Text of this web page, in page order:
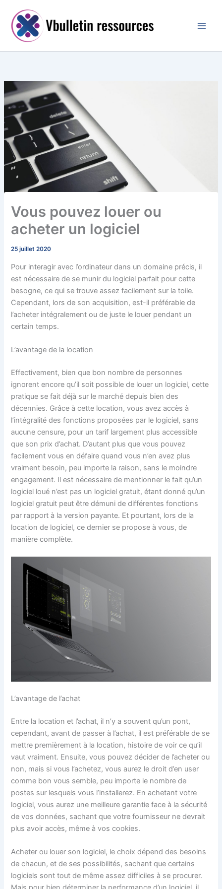
contenu
Vous pouvez louer ou
acheter un logiciel
25 juillet 2020
Pour interagir avec l’ordinateur dans un domaine précis, il
est nécessaire de se munir du logiciel parfait pour cette
besogne, ce qui se trouve assez facilement sur la toile.
Cependant, lors de son acquisition, est-il préférable de
l’acheter intégralement ou de juste le louer pendant un
certain temps.
L’avantage de la location
Effectivement, bien que bon nombre de personnes
ignorent encore qu’il soit possible de louer un logiciel, cette
pratique se fait déjà sur le marché depuis bien des
décennies. Grâce à cette location, vous avez accès à
l’intégralité des fonctions proposées par le logiciel, sans
aucune censure, pour un tarif largement plus accessible
que son prix d’achat. D’autant plus que vous pouvez
facilement vous en défaire quand vous n’en avez plus
vraiment besoin, peu importe la raison, sans le moindre
engagement. Il est nécessaire de mentionner le fait qu’un
logiciel loué n’est pas un logiciel gratuit, étant donné qu’un
logiciel gratuit peut être démuni de différentes fonctions
par rapport à la version payante. Et pourtant, lors de la
location de logiciel, ce dernier se propose à vous, de
manière complète.
L’avantage de l’achat
Entre la location et l’achat, il n’y a souvent qu’un pont,
cependant, avant de passer à l’achat, il est préférable de se
mettre premièrement à la location, histoire de voir ce qu’il
vaut vraiment. Ensuite, vous pouvez décider de l’acheter ou
non, mais si vous l’achetez, vous aurez le droit d’en user
comme bon vous semble, peu importe le nombre de
postes sur lesquels vous l’installerez. En achetant votre
logiciel, vous aurez une meilleure garantie face à la sécurité
de vos données, sachant que votre fournisseur ne devrait
plus avoir accès, même à vos cookies.
Acheter ou louer son logiciel, le choix dépend des besoins
de chacun, et de ses possibilités, sachant que certains
logiciels sont tout de même assez difficiles à se procurer.